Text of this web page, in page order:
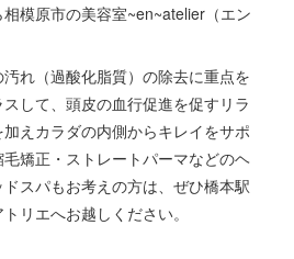
模原市の美容室~en~atelier（エン
れ（過酸化脂質）の除去に重点を
して、頭皮の血行促進を促すリラ
えカラダの内側からキレイをサポ
矯正・ストレートパーマなどのヘ
スパもお考えの方は、ぜひ橋本駅
リエへお越しください。